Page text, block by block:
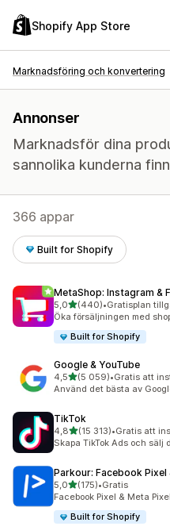
Shopify App Store
Marknadsföring och konvertering
Annonser
Marknadsför dina
sannolika kunderna
366 appar
Built for Shopify
MetaShop: Instagram &
5,0av 5 stjärnor
(440)
440 recensioner totalt
•Gratisplan
Öka försäljningen med
Built for Shopify
Google & YouTube
4,5av 5 stjärnor
(5 059)
5059 recensioner totalt
•Gratis att
Använd det bästa av
TikTok
4,8av 5 stjärnor
(15 313)
15313 recensioner totalt
•Gratis att
Skapa TikTok Ads och sälj
Parkour: Facebook Pixel
5,0av 5 stjärnor
(175)
175 recensioner totalt
•Gratis
Facebook Pixel & Meta
Built for Shopify